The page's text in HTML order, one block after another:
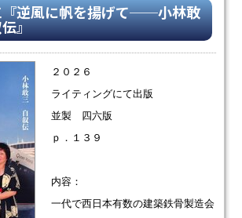
『逆風に帆を揚げて──小林敢
』
２０２６
ライティングにて出版
並製 四六版
ｐ．１３９
内容：
一代で西日本有数の建築鉄骨製造会